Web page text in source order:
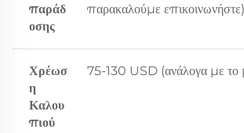
παράδ
οσης
παρακαλούμε επικοινωνήστε)
Χρέωσ
η
Καλου
πιού
75-130 USD (ανάλογα με το